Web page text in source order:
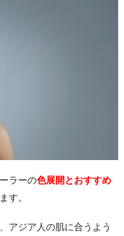
ラーの色展開とおすすめ
す。
アジア人の肌に合うよう